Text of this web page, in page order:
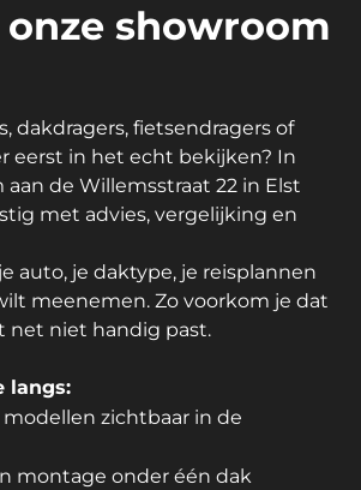
onze showroom
dakdragers, fietsendragers of
eerst in het echt bekijken? In
de Willemsstraat 22 in Elst
met advies, vergelijking en
auto, je daktype, je reisplannen
meenemen. Zo voorkom je dat
net niet handig past.
langs:
zichtbaar in de
montage onder één dak